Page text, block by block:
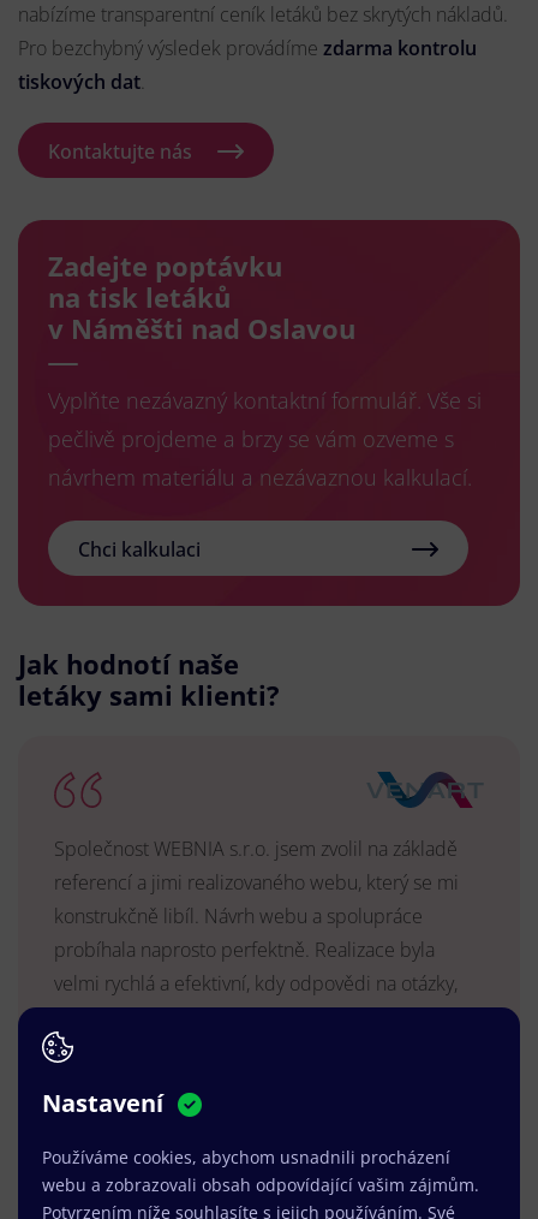
nabízíme transparentní ceník letáků bez skrytých nákladů.
Pro bezchybný výsledek provádíme zdarma kontrolu
tiskových dat.
Kontaktujte nás
Zadejte poptávku
na tisk letáků
v Náměšti nad Oslavou
Vyplňte nezávazný kontaktní formulář. Vše si
pečlivě projdeme a brzy se vám ozveme s
návrhem materiálu a nezávaznou kalkulací.
Chci kalkulaci
Jak hodnotí naše
letáky sami klienti?
Společnost WEBNIA s.r.o. jsem zvolil na základě
referencí a jimi realizovaného webu, který se mi
konstrukčně libíl. Návrh webu a spolupráce
probíhala naprosto perfektně. Realizace byla
velmi rychlá a efektivní, kdy odpovědi na otázky,
vyřešilo k mé spokojenosti. Web je dlouhodobě
na pozitivním vnímání naší značky.
MUDr. Radek Vyšohlíd,
VENART s.r.o.
Nastavení
Používáme cookies, abychom usnadnili procházení
webu a zobrazovali obsah odpovídající vašim zájmům.
Potvrzením níže souhlasíte s jejich používáním. Své